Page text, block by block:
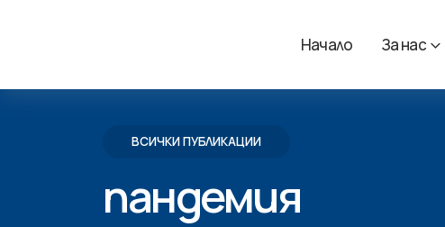
Начало За нас
ВСИЧКИ ПУБЛИКАЦИИ
пандемия